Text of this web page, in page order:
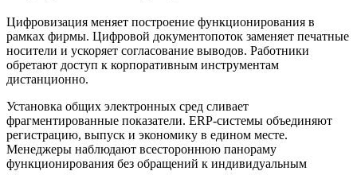
Цифровизация меняет построение функционирования в
рамках фирмы. Цифровой документопоток заменяет печатные
носители и ускоряет согласование выводов. Работники
обретают доступ к корпоративным инструментам
дистанционно.
Установка общих электронных сред сливает
фрагментированные показатели. ERP-системы объединяют
регистрацию, выпуск и экономику в едином месте.
Менеджеры наблюдают всестороннюю панораму
функционирования без обращений к индивидуальным